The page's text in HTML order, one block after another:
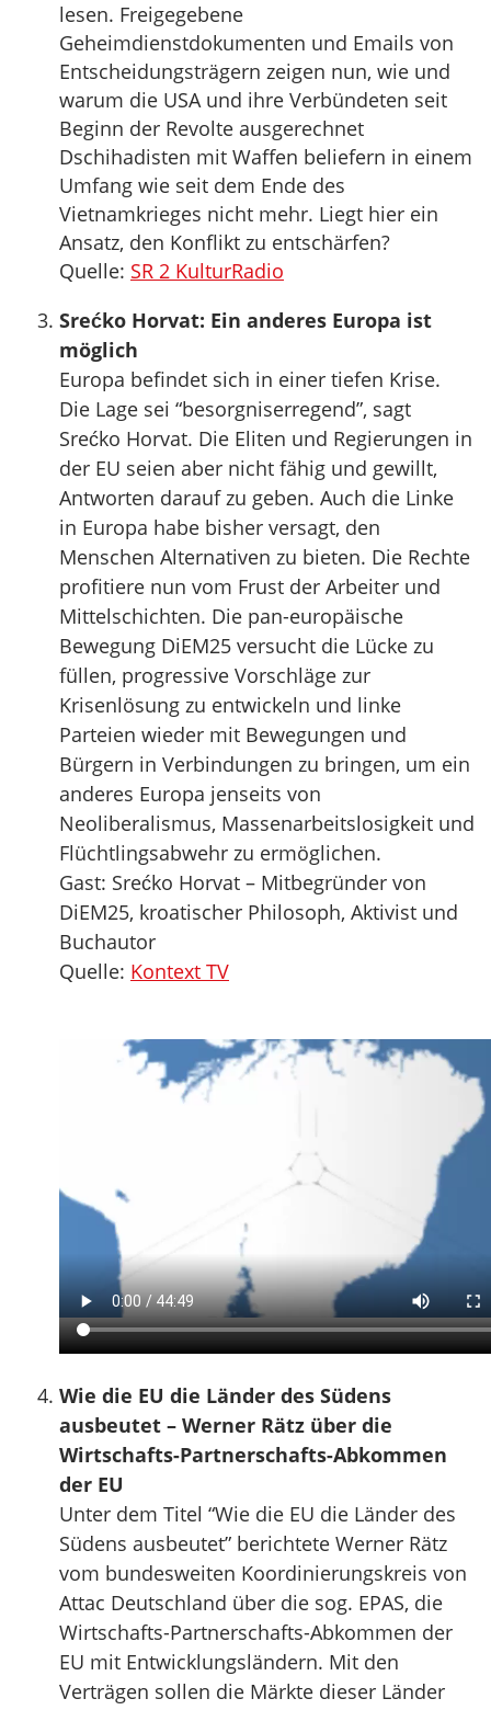
lesen. Freigegebene
Geheimdienstdokumenten und Emails von
Entscheidungsträgern zeigen nun, wie und
warum die USA und ihre Verbündeten seit
Beginn der Revolte ausgerechnet
Dschihadisten mit Waffen beliefern in einem
Umfang wie seit dem Ende des
Vietnamkrieges nicht mehr. Liegt hier ein
Ansatz, den Konflikt zu entschärfen?
Quelle: SR 2 KulturRadio
Srećko Horvat: Ein anderes Europa ist
möglich
Europa befindet sich in einer tiefen Krise.
Die Lage sei “besorgniserregend”, sagt
Srećko Horvat. Die Eliten und Regierungen in
der EU seien aber nicht fähig und gewillt,
Antworten darauf zu geben. Auch die Linke
in Europa habe bisher versagt, den
Menschen Alternativen zu bieten. Die Rechte
profitiere nun vom Frust der Arbeiter und
Mittelschichten. Die pan-europäische
Bewegung DiEM25 versucht die Lücke zu
füllen, progressive Vorschläge zur
Krisenlösung zu entwickeln und linke
Parteien wieder mit Bewegungen und
Bürgern in Verbindungen zu bringen, um ein
anderes Europa jenseits von
Neoliberalismus, Massenarbeitslosigkeit und
Flüchtlingsabwehr zu ermöglichen.
Gast: Srećko Horvat – Mitbegründer von
DiEM25, kroatischer Philosoph, Aktivist und
Buchautor
Quelle: Kontext TV
Wie die EU die Länder des Südens
ausbeutet – Werner Rätz über die
Wirtschafts-Partnerschafts-Abkommen
der EU
Unter dem Titel “Wie die EU die Länder des
Südens ausbeutet” berichtete Werner Rätz
vom bundesweiten Koordinierungskreis von
Attac Deutschland über die sog. EPAS, die
Wirtschafts-Partnerschafts-Abkommen der
EU mit Entwicklungsländern. Mit den
Verträgen sollen die Märkte dieser Länder